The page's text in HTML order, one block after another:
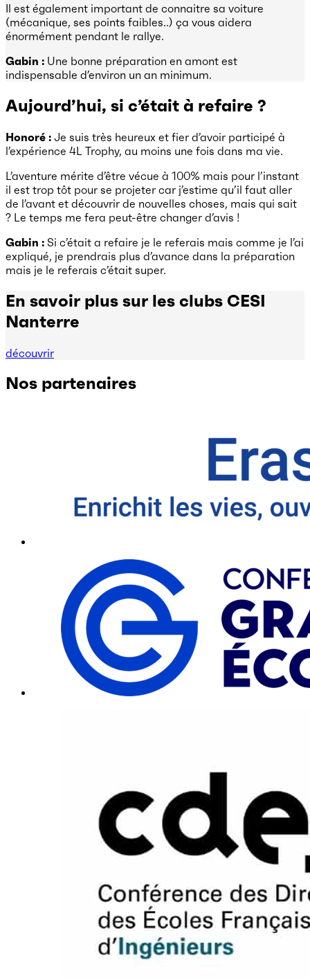
Il est également important de connaitre sa voiture
(mécanique, ses points faibles..) ça vous aidera
énormément pendant le rallye.
Gabin : Une bonne préparation en amont est
indispensable d’environ un an minimum.
Aujourd’hui, si c’était à refaire ?
Honoré : Je suis très heureux et fier d’avoir participé à
l’expérience 4L Trophy, au moins une fois dans ma vie.
L’aventure mérite d’être vécue à 100% mais pour l’instant
il est trop tôt pour se projeter car j’estime qu’il faut aller
de l’avant et découvrir de nouvelles choses, mais qui sait
? Le temps me fera peut-être changer d’avis !
Gabin : Si c’était a refaire je le referais mais comme je l’ai
expliqué, je prendrais plus d’avance dans la préparation
mais je le referais c’était super.
En savoir plus sur les clubs CESI
Nanterre
découvrir
Nos partenaires